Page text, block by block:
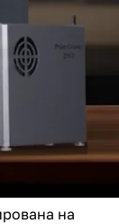
на